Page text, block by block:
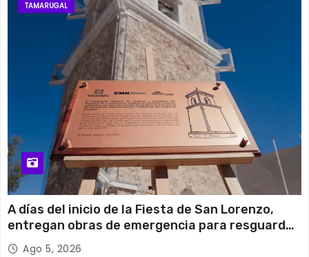
TAMARUGAL
A días del inicio de la Fiesta de San Lorenzo,
entregan obras de emergencia para resguardar
su histórico campanario
Ago 5, 2026